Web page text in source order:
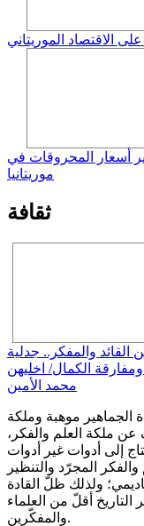
الاقتصاد الموريتاني
أسعار المحروقات في
موريتانيا
ثقافة
القائد والمفكر.. جدلية
ومفارقة الكمال/ اخليهن
محمد الأمين
الجماهير موهبة وملكة
عن ملكة العلم والفكر،
إلى أدوات غير أدوات
والفكر المجرّد والتنظير
ولذلك ظلّ القادة
التاريخ أقلّ من العلماء
والمفكّرين.